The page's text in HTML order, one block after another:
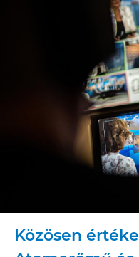
Közösen